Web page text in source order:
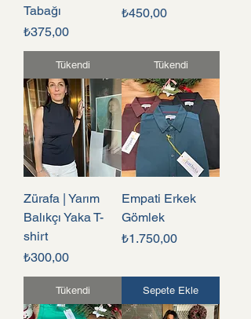
Tabağı
Fiyat
₺375,00
Tükendi
Fiyat
₺450,00
Tükendi
Zürafa | Yarım
Balıkçı Yaka T-
shirt
Fiyat
₺300,00
Tükendi
Empati Erkek
Gömlek
Fiyat
₺1.750,00
Sepete Ekle